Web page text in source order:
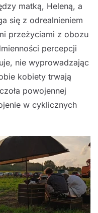
matką, Heleną, a
się z odrealnieniem
przeżyciami z obozu
percepcji
nie wyprowadzając
kobiety trwają
powojennej
w cyklicznych